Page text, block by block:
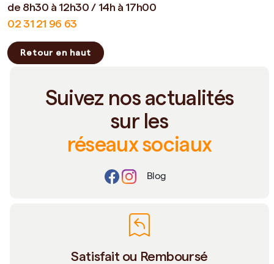
de 8h30 à 12h30 / 14h à 17h00
02 31 21 96 63
Retour en haut
Suivez nos actualités
sur les
réseaux sociaux
Blog
Satisfait ou Remboursé